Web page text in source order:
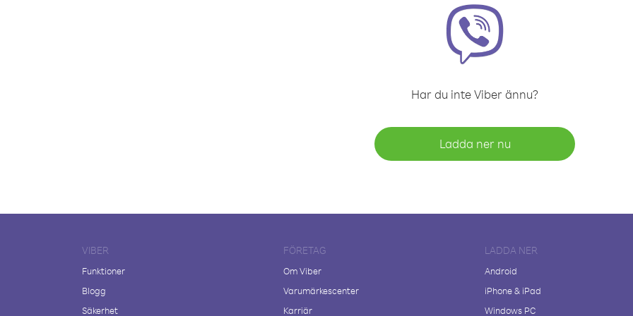
Har du inte Viber ännu?
Ladda ner nu
VIBER
Funktioner
Blogg
Säkerhet
FÖRETAG
Om Viber
Varumärkescenter
Karriär
LADDA NER
Android
iPhone & iPad
Windows PC